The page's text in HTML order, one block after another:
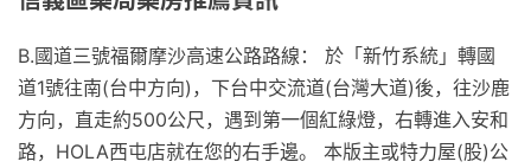
B.國道三號福爾摩沙高速公路路線： 於「新竹系統」轉國
道1號往南(台中方向)，下台中交流道(台灣大道)後，往沙鹿
方向，直走約500公尺，遇到第一個紅綠燈，右轉進入安和
路，HOLA西屯店就在您的右手邊。 本版主或特力屋(股)公